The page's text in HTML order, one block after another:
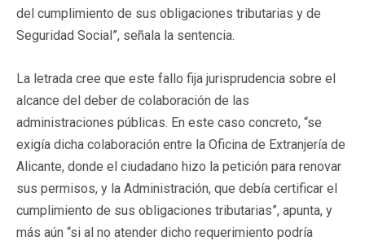
del cumplimiento de sus obligaciones tributarias y de
Seguridad Social”, señala la sentencia.
La letrada cree que este fallo fija jurisprudencia sobre el
alcance del deber de colaboración de las
administraciones públicas. En este caso concreto, “se
exigía dicha colaboración entre la Oficina de Extranjería de
Alicante, donde el ciudadano hizo la petición para renovar
sus permisos, y la Administración, que debía certificar el
cumplimiento de sus obligaciones tributarias”, apunta, y
más aún “si al no atender dicho requerimiento podría